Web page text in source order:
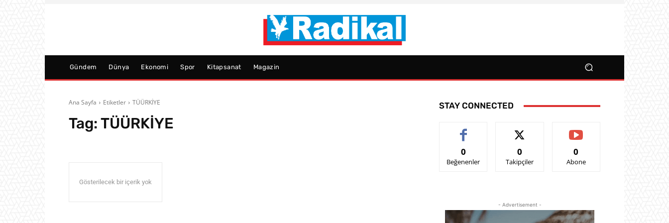
Gündem Dünya Ekonomi Spor Kitapsanat Magazin
Ana Sayfa Etiketler TÜÜRKİYE
Tag:TÜÜRKİYE
Gösterilecek bir içerik yok
STAY CONNECTED
0
Beğenenler
0
Takipçiler
0
Abone
- Advertisement -